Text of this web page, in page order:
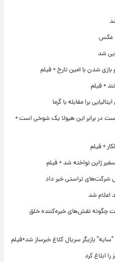
+ عکس
شد
شدن با امین تارخ + فیلم
+ فیلم
برا مقابله با گرما
در برابر این هیولا یک شوخی است +
+ فیلم
ژاپن نواخته شد + فیلم
شرکت‌های تراستی خبر داد
اعلام شد
چگونه نقش‌های خیره‌کننده خلق
بازیگر سریال کلاغ خبرساز شد+فیلم